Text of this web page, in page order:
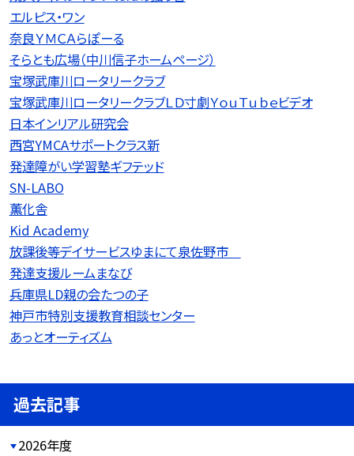
エルピス・ワン
奈良ＹＭＣＡらぽーる
そらとも広場（中川信子ホームページ）
宝塚武庫川ロータリークラブ
宝塚武庫川ロータリークラブＬＤ寸劇ＹｏｕＴｕｂｅビデオ
日本インリアル研究会
西宮YMCAサポートクラス新
発達障がい学習塾ギフテッド
SN-LABO
薫化舎
Kid Academy
放課後等デイサービスゆまにて泉佐野市
発達支援ルームまなび
兵庫県LD親の会たつの子
神戸市特別支援教育相談センター
あっとオーティズム
過去記事
2026年度